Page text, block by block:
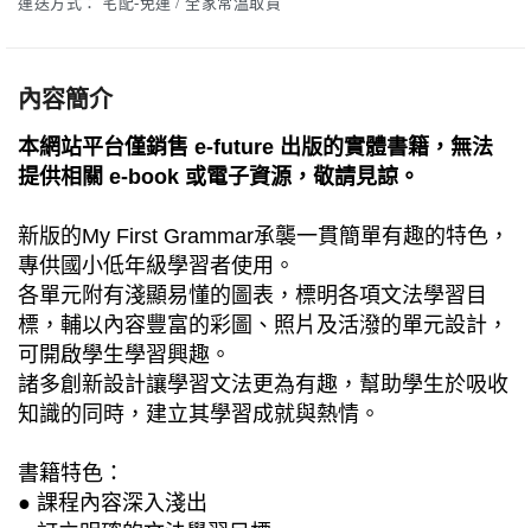
內容簡介
本網站平台僅銷售 e-future 出版的實體書籍，無法
提供相關 e-book 或電子資源，敬請見諒。
新版的My First Grammar承襲一貫簡單有趣的特色，
專供國小低年級學習者使用。
各單元附有淺顯易懂的圖表，標明各項文法學習目
標，輔以內容豐富的彩圖、照片及活潑的單元設計，
可開啟學生學習興趣。
諸多創新設計讓學習文法更為有趣，幫助學生於吸收
知識的同時，建立其學習成就與熱情。
書籍特色：
● 課程內容深入淺出